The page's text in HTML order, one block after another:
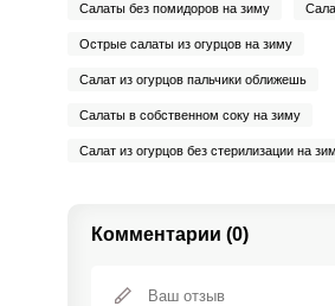
Салаты без помидоров на зиму
Острые салаты из огурцов на зиму
Салат из огурцов пальчики оближешь
Салаты в собственном соку на зиму
Салат из огурцов без стерилизации на
Комментарии (0)